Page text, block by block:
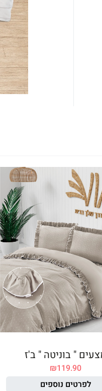
" בוניטה " ב'ז
₪119.90
לפרטים נוספים